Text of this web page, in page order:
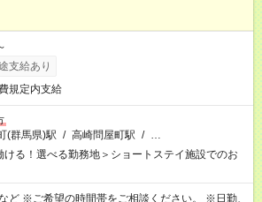
支給あり
規定内支給
(群馬県)駅 / 高崎問屋町駅 / …
ける！選べる勤務地＞ショートステイ施設でのお
ど ※ご希望の時間帯をご相談ください。 ※日勤、